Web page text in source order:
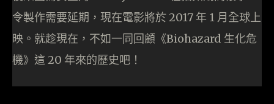
令製作需要延期，現在電影將於 2017 年 1 月全球上
映。就趁現在，不如一同回顧《Biohazard 生化危
機》這 20 年來的歷史吧！